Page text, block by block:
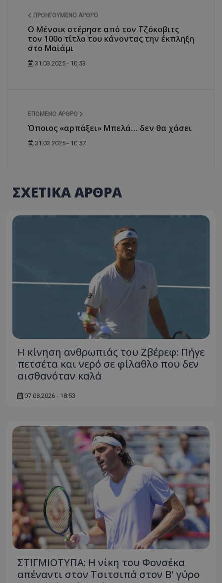
ΠΡΟΗΓΟΎΜΕΝΟ ΆΡΘΡΟ
Ο Μένσικ στέρησε από τον Τζόκοβιτς
τον 100ο τίτλο του κάνοντας την έκπληξη
στο Μαϊάμι
31.03.2025 - 10:53
ΕΠΌΜΕΝΟ ΆΡΘΡΟ
Όποιος «αρπάξει» Μπελά… δεν θα χάσει
31.03.2025 - 10:57
ΣΧΕΤΙΚΑ ΑΡΘΡΑ
Η κίνηση ανθρωπιάς του Ζβέρεφ: Πήγε
πετσέτα και νερό σε φίλαθλο που δεν
αισθανόταν καλά
07.08.2026 - 18:53
ΣΤΙΓΜΙΟΤΥΠΑ: Η νίκη του Φονσέκα
απέναντι στον Τσιτσιπά στον Β' γύρο